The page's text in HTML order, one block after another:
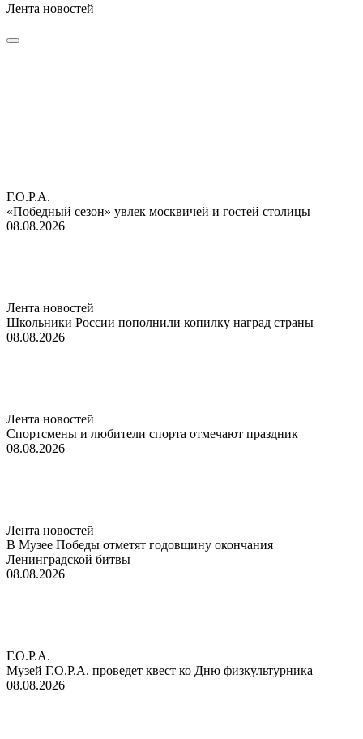
Лента новостей
Г.О.Р.А.
«Победный сезон» увлек москвичей и гостей столицы
08.08.2026
Лента новостей
Школьники России пополнили копилку наград страны
08.08.2026
Лента новостей
Спортсмены и любители спорта отмечают праздник
08.08.2026
Лента новостей
В Музее Победы отметят годовщину окончания
Ленинградской битвы
08.08.2026
Г.О.Р.А.
Музей Г.О.Р.А. проведет квест ко Дню физкультурника
08.08.2026